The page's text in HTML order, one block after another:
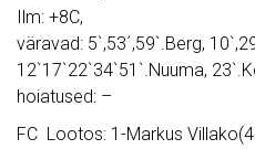
Ilm: +8C,
väravad: 5`,53´,59`.Berg,
12`17`22`34`51`.Nuuma,
hoiatused: –
FC Lootos: 1-Markus